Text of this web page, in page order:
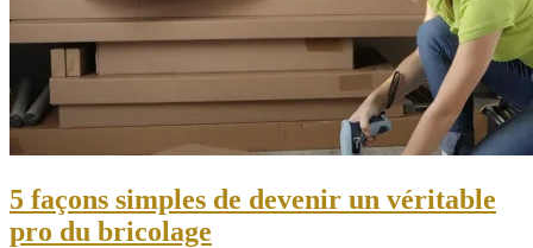
5 façons simples de devenir un véritable
pro du bricolage